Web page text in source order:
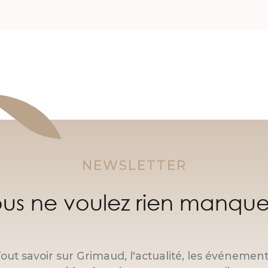
NEWSLETTER
ne voulez rien
savoir sur Grimaud, l'actualité, les